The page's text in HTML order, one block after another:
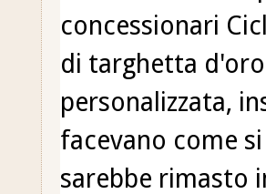
concessionari
di targhetta
personalizzata,
facevano come
sarebbe rimasto